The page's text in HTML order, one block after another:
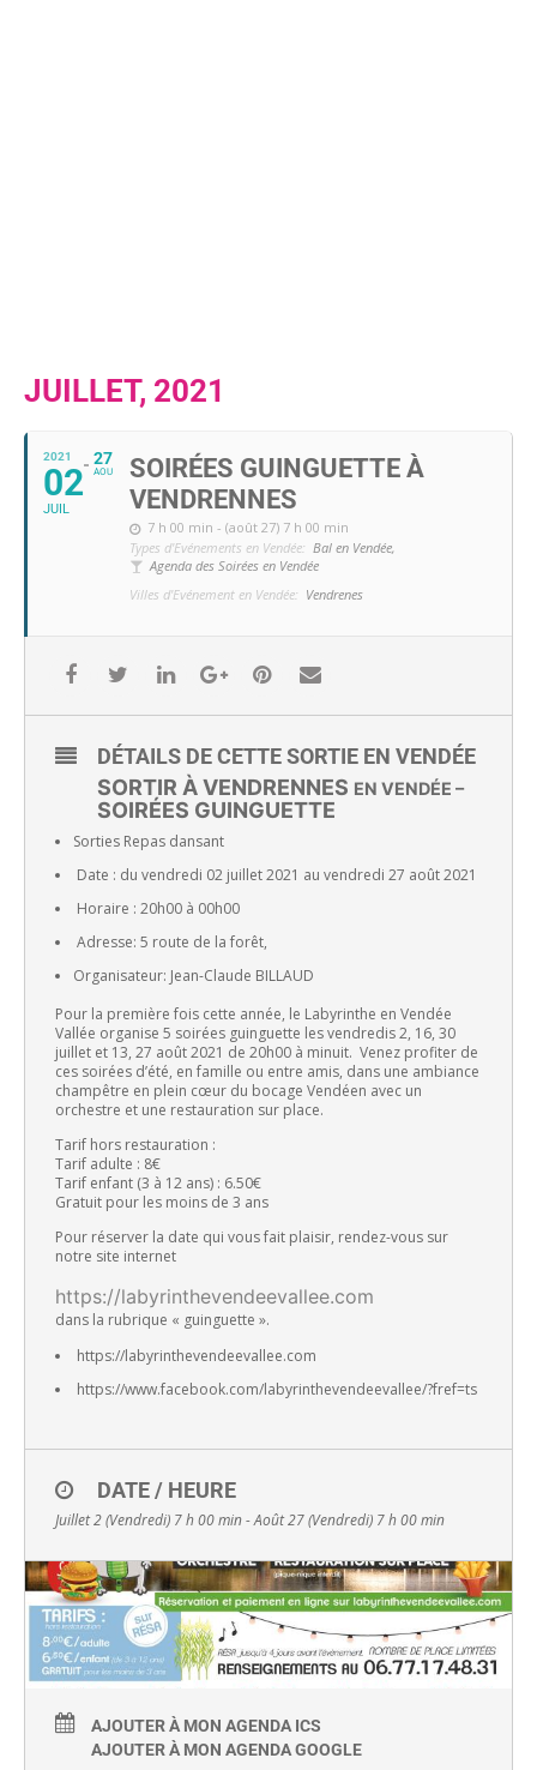
JUILLET, 2021
2021
02
JUIL
27
AOU
SOIRÉES GUINGUETTE À
VENDRENNES
7 h 00 min - (août 27) 7 h 00 min
Types d'Evénements en Vendée: Bal en Vendée,
Agenda des Soirées en Vendée
Villes d'Evénement en Vendée: Vendrenes
DÉTAILS DE CETTE SORTIE EN VENDÉE
SORTIR À VENDRENNES EN VENDÉE –
SOIRÉES GUINGUETTE
Sorties Repas dansant
Date : du vendredi 02 juillet 2021 au vendredi 27 août 2021
Horaire : 20h00 à 00h00
Adresse: 5 route de la forêt,
Organisateur: Jean-Claude BILLAUD
Pour la première fois cette année, le Labyrinthe en Vendée
Vallée organise 5 soirées guinguette les vendredis 2, 16, 30
juillet et 13, 27 août 2021 de 20h00 à minuit. Venez profiter de
ces soirées d’été, en famille ou entre amis, dans une ambiance
champêtre en plein cœur du bocage Vendéen avec un
orchestre et une restauration sur place.
Tarif hors restauration :
Tarif adulte : 8€
Tarif enfant (3 à 12 ans) : 6.50€
Gratuit pour les moins de 3 ans
Pour réserver la date qui vous fait plaisir, rendez-vous sur
notre site internet
https://labyrinthevendeevallee.com
dans la rubrique « guinguette ».
https://labyrinthevendeevallee.com
https://www.facebook.com/labyrinthevendeevallee/?fref=ts
DATE / HEURE
Juillet 2 (Vendredi) 7 h 00 min - Août 27 (Vendredi) 7 h 00 min
AJOUTER À MON AGENDA ICS
AJOUTER À MON AGENDA GOOGLE